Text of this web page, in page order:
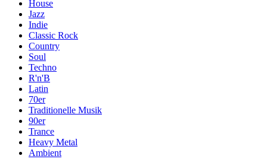
House
Jazz
Indie
Classic Rock
Country
Soul
Techno
R'n'B
Latin
70er
Traditionelle Musik
90er
Trance
Heavy Metal
Ambient